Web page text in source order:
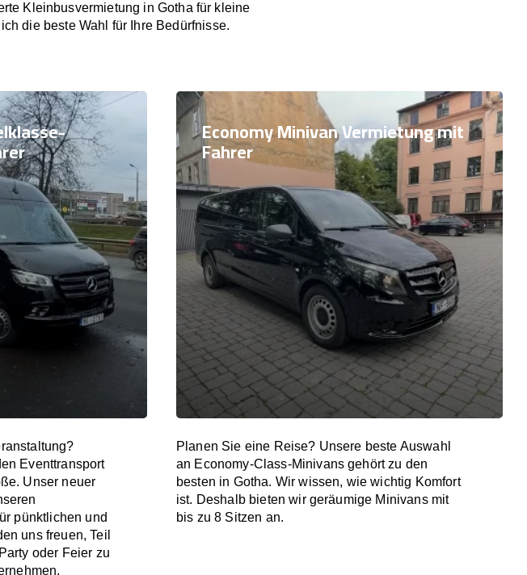
Kleinbusvermietung in Gotha für kleine
die beste Wahl für Ihre Bedürfnisse.
Eventtransport
Unser neuer
pünktlichen und
uns freuen, Teil
oder Feier zu
Economy Minivan Vermietung mit
Fahrer
Planen Sie eine Reise? Unsere beste Auswahl
an Economy-Class-Minivans gehört zu den
besten in Gotha. Wir wissen, wie wichtig Komfort
ist. Deshalb bieten wir geräumige Minivans mit
bis zu 8 Sitzen an.